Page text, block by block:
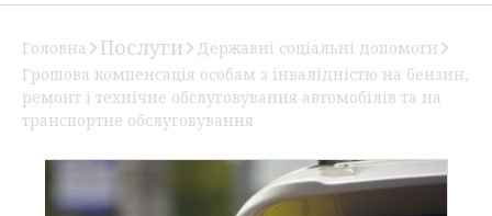
Головна Послуги
Державні соціальні допомоги
Грошова компенсація особам з інвалідністю на бензин,
ремонт і технічне обслуговування автомобілів та на
транспортне обслуговування